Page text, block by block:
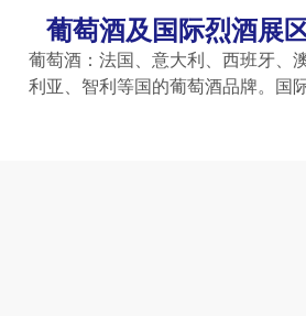
葡萄酒及国际烈酒展
葡萄酒：法国、意大利、西班牙、
利亚、智利等国的葡萄酒品牌。国